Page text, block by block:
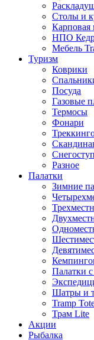
Столы и
Карповая
НПО
Мебель
Туризм
Коврики
Посуда
Газовые
Термосы
Фонари
Разное
Палатки
Зимние
Палатки
Шатры и
Tramp
Трам Lite
Акции
Рыбалка